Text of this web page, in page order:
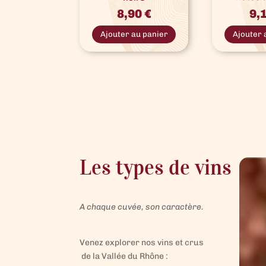
8,90€
Ajouter au panier
produit
a
plusieurs
variations.
Ajouter
Les types de vins
A chaque cuvée, son caractère.
Venez explorer nos vins et crus
de la Vallée du Rhône :